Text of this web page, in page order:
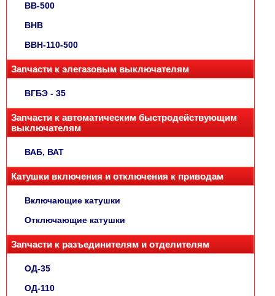
ВВ-500
ВНВ
ВВН-110-500
Запчасти к элегазовым выключателям
ВГБЭ - 35
Запчасти к автоматическим быстродействующим
выключателям
ВАБ, ВАТ
Катушки включения и отключения к приводам
Включающие катушки
Отключающие катушки
Запчасти к разъединителям и отделителям
ОД-35
ОД-110